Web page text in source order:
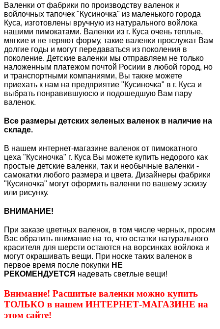
Валенки от фабрики по производству валенок и
войлочных тапочек "Кусиночка" из маленького города
Куса, изготовлены вручную из натурального войлока
нашими пимокатами. Валенки из г. Куса очень теплые,
мягкие и не теряют форму, такие валенки прослужат Вам
долгие годы и могут передаваться из поколения в
поколение. Детские валенки мы отправляем не только
наложенным платежом почтой Росиии в любой город, но
и транспортными компаниями, Вы также можете
приехать к нам на предприятие "Кусиночка" в г. Куса и
выбрать понравившуюсю и подошедшую Вам пару
валенок.
Все размеры детских зеленых валенок в наличие на
складе.
В нашем интернет-магазине валенок от пимокатного
цеха "Кусиночка" г. Куса Вы можете купить недорого как
простые детские валенки, так и необычные валенки -
самокатки любого размера и цвета. Дизайнеры фабрики
"Кусиночка" могут оформить валенки по вашему эскизу
или рисунку.
ВНИМАНИЕ!
При заказе цветных валенок, в том числе черных, просим
Вас обратить внимание на то, что остатки натурального
красителя для шерсти остаются на ворсинках войлока и
могут окрашивать вещи. При носке таких валенок в
первое время после покупки НЕ
РЕКОМЕНДУЕТСЯ надевать светлые вещи!
Внимание! Расшитые валенки можно купить
ТОЛЬКО в нашем ИНТЕРНЕТ-МАГАЗИНЕ на
этом сайте!